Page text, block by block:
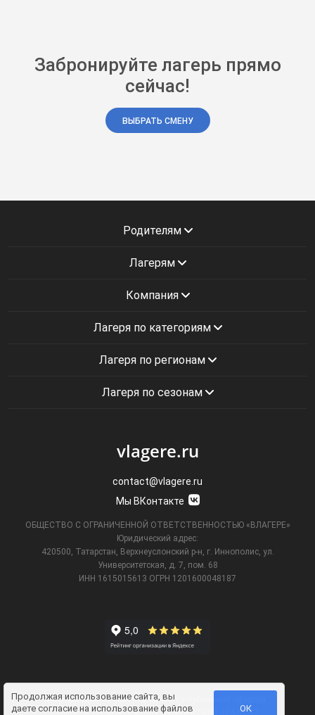
Забронируйте лагерь прямо
сейчас!
ВЫБРАТЬ СМЕНУ
Продолжая использование сайта, вы
даете согласие на использование файлов ОК
Родителям
Лагерям
Компания
Лагеря по категориям
Лагеря по регионам
Лагеря по сезонам
vlagere.ru
contact@vlagere.ru
Мы ВКонтакте
ОБЩЕСТВО С ОГРАНИЧЕННОЙ ОТВЕТСТВЕННОСТЬЮ «ВЛАГЕРЕ»
Юридический адрес:
420500, Татарстан, Верхнеуслонский р-н, г. Иннополис, ул.
Университетская,
д. 7, пом. 68
ИНН 1615015613 ОГРН 1201600048187
Информация на сайте не является публичной офертой.
Телефон технической поддержки8 (495) 374-61-17